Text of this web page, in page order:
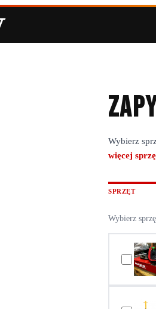
Wybierz
więcej
SPRZĘT
Wybierz